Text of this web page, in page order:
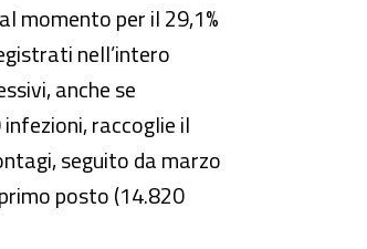
momento per il 29,1%
nell’intero
anche se
raccoglie il
seguito da marzo
posto (14.820